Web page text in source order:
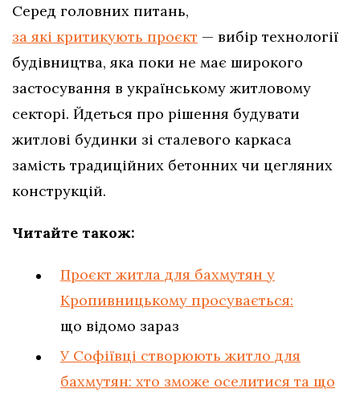
Серед головних питань,
за які критикують проєкт — вибір технології
будівництва, яка поки не має широкого
застосування в українському житловому
секторі. Йдеться про рішення будувати
житлові будинки зі сталевого каркаса
замість традиційних бетонних чи цегляних
конструкцій.
Читайте також:
Проєкт житла для бахмутян у
Кропивницькому просувається:
що відомо зараз
У Софіївці створюють житло для
бахмутян: хто зможе оселитися та що